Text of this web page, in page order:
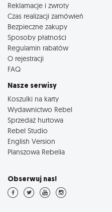
Reklamacje i zwroty
Czas realizacji zamówień
Bezpieczne zakupy
Sposoby płatności
Regulamin rabatów
O rejestracji
FAQ
Nasze serwisy
Koszulki na karty
Wydawnictwo Rebel
Sprzedaż hurtowa
Rebel Studio
English Version
Planszowa Rebelia
Obserwuj nas!